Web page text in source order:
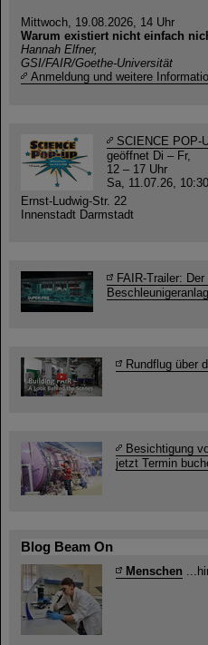
Mittwoch, 19.08.2026, 14 Uhr
Warum existiert nicht einfach
Hannah Elfner,
GSI/FAIR/Goethe-Universität
Anmeldung und weitere
SCIENCE POP-
geöffnet Di – Fr,
12 – 17 Uhr
Sa, 11.07.26,
Ernst-Ludwig-Str. 22
Innenstadt Darmstadt
FAIR-Trailer:
Rundflug über
Besichtigung
jetzt Termin
Blog Beam On
Menschen